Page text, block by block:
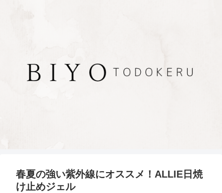
春夏の強い紫外線にオススメ！ALLIE日焼
け止めジェル